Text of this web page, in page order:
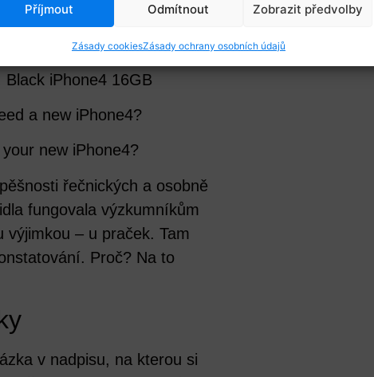
Příjmout Odmítnout Zobrazit předvolby
Zásady cookiesZásady ochrany osobních údajů
prodejních
iPhone4 16GB
a new iPhone4?
new iPhone4?
řečnických a osobně
fungovala výzkumníkům
– u praček. Tam
Proč? Na to
v nadpisu, na kterou si